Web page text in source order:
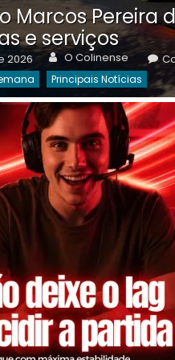
Marcos Pereira
e serviços
2026 Author
O Colinense
Principais Notícias